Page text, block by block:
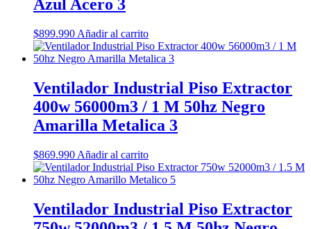
Azul Acero 3
$899.990 Añadir al carrito
Ventilador Industrial Piso Extractor
400w 56000m3 / 1 M 50hz Negro
Amarilla Metalica 3
$869.990 Añadir al carrito
Ventilador Industrial Piso Extractor